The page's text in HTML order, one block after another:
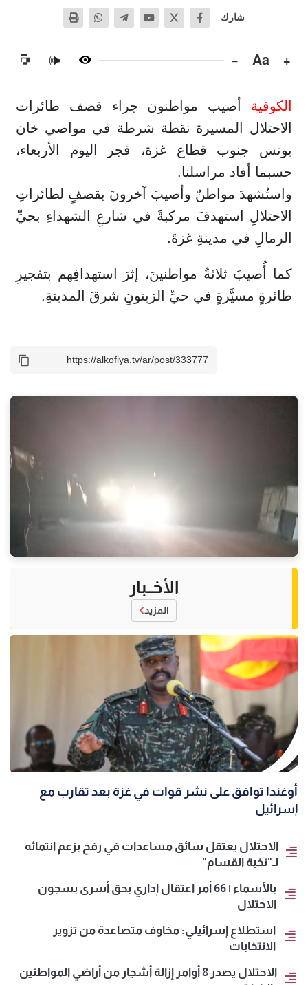
شارك
+
Aa
−
🔊
الكوفية أصيب مواطنون جراء قصف طائرات
الاحتلال المسيرة نقطة شرطة في مواصي خان
يونس جنوب قطاع غزة، فجر اليوم الأربعاء،
حسبما أفاد مراسلنا.
واستُشهدَ مواطنٌ وأصيبَ آخرونَ بقصفٍ لطائراتِ
الاحتلالِ استهدفَ مركبةً في شارعِ الشهداءِ بحيِّ
الرمالِ في مدينةِ غزةَ.
كما أُصيبَ ثلاثةُ مواطنينَ، إثرَ استهدافِهم بتفجيرِ
طائرةٍ مسيَّرةٍ في حيِّ الزيتونِ شرقَ المدينةِ.
الأخــبار
المزيد
أوغندا توافق على نشر قوات في غزة بعد تقارب مع
إسرائيل
الاحتلال يعتقل سائق مساعدات في رفح بزعم انتمائه
لـ"نخبة القسام"
بالأسماء | 66 أمر اعتقال إداري بحق أسرى بسجون
الاحتلال
استطلاع إسرائيلي: مخاوف متصاعدة من تزوير
الانتخابات
الاحتلال يصدر 8 أوامر إزالة أشجار من أراضي المواطنين